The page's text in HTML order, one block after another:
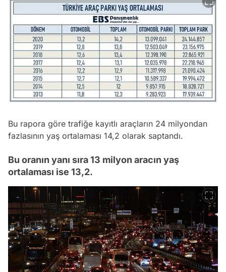
Bu rapora göre trafiğe kayıtlı araçların 24 milyondan
fazlasının yaş ortalaması 14,2 olarak saptandı.
Bu oranın yanı sıra 13 milyon aracın yaş
ortalaması ise 13,2.